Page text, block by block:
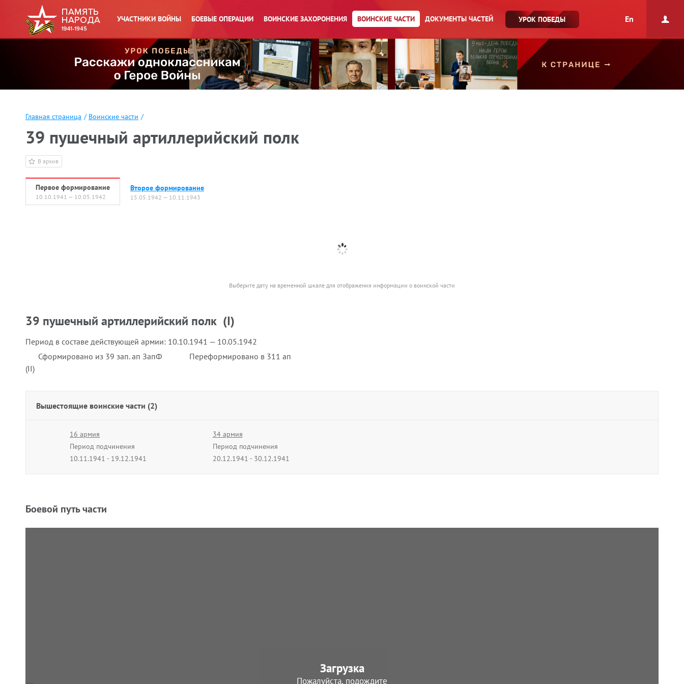
УЧАСТНИКИ ВОЙНЫ БОЕВЫЕ ОПЕРАЦИИ ВОИНСКИЕ ЗАХОРОНЕНИЯ ВОИНСКИЕ ЧАСТИ ДОКУМЕНТЫ ЧАСТЕЙ УРОК ПОБЕДЫ En
Главная страница / Воинские части /
39 пушечный артиллерийский полк
В архив
Первое формирование
10.10.1941 — 10.05.1942
Второе формирование
15.05.1942 — 10.11.1943
Выберите дату на временной шкале для отображения информации о воинской части
39 пушечный артиллерийский полк (I)
Период в составе действующей армии: 10.10.1941 — 10.05.1942
Сформировано из 39 зап. ап ЗапФ
Переформировано в 311 ап
(II)
Вышестоящие воинские части (2)
16 армия
Период подчинения
10.11.1941 - 19.12.1941
34 армия
Период подчинения
20.12.1941 - 30.12.1941
Боевой путь части
Загрузка
Пожалуйста, подождите